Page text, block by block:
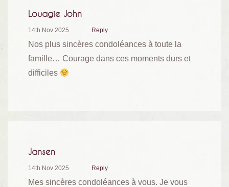
Louagie John
14th Nov 2025 Reply
Nos plus sincères condoléances à toute la
famille… Courage dans ces moments durs et
difficiles
Jansen
14th Nov 2025 Reply
Mes sincères condoléances à vous. Je vous